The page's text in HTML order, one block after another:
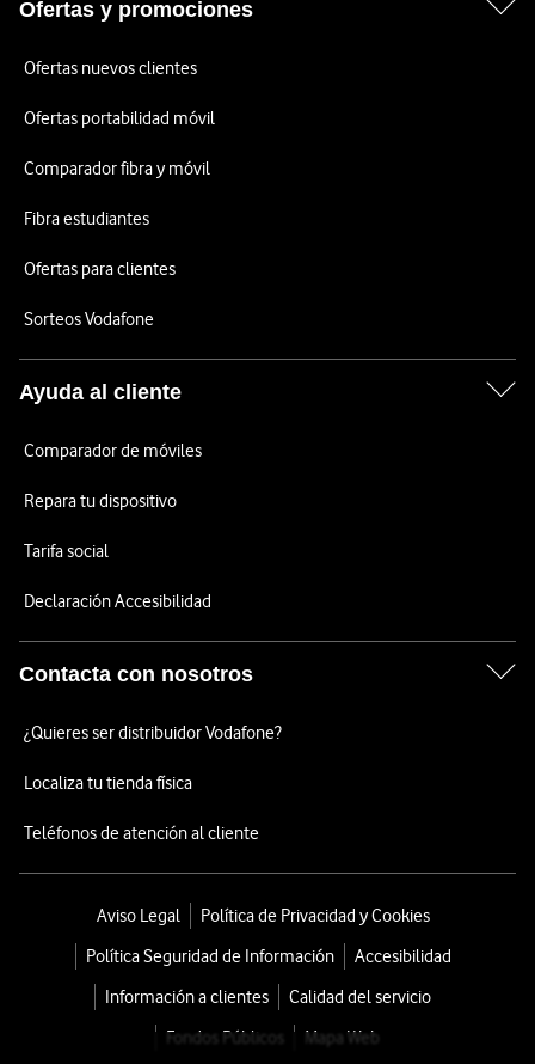
Ofertas y promociones
Ofertas nuevos clientes
Ofertas portabilidad móvil
Comparador fibra y móvil
Fibra estudiantes
Ofertas para clientes
Sorteos Vodafone
Ayuda al cliente
Comparador de móviles
Repara tu dispositivo
Tarifa social
Declaración Accesibilidad
Contacta con nosotros
¿Quieres ser distribuidor Vodafone?
Localiza tu tienda física
Teléfonos de atención al cliente
Aviso Legal
Política de Privacidad y Cookies
Política Seguridad de Información
Accesibilidad
Información a clientes
Calidad del servicio
Fondos Públicos
Mapa Web